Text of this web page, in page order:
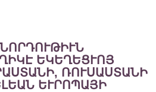
ԵԿԵՂԵՑՒՈՅ
ՌՈՒՍԱՍՏԱՆԻ
ԵՒՐՈՊԱՅԻ